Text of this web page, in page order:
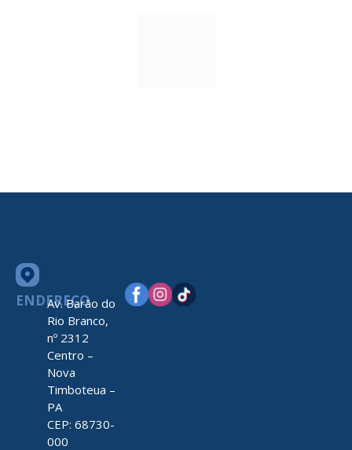
ENDEREÇO
Av. Barão do
Rio Branco,
nº 2312
Centro –
Nova
Timboteua –
PA
CEP: 68730-
000